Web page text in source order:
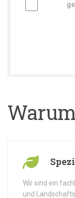
Wir sind ein
und